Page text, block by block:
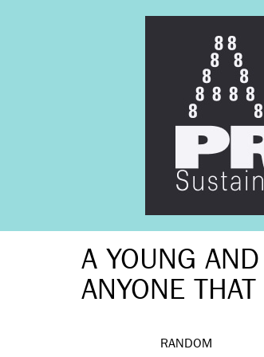
A YOUNG AND
ANYONE THAT
RANDOM